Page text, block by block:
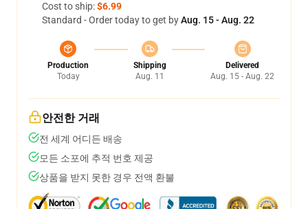
Cost to ship:$6.99
Standard - Order today to get byAug. 15 - Aug. 22
Production
Today
Shipping
Aug. 11
Delivered
Aug. 15 - Aug. 22
안전한 거래
전 세계 어디든 배송
모든 소포에 추적 번호 제공
상품을 받지 못한 경우 전액 환불